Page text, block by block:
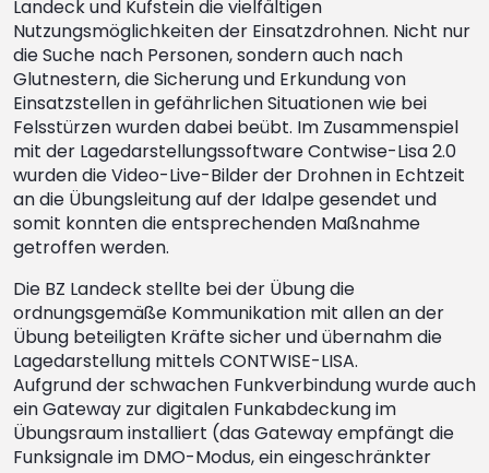
Landeck und Kufstein die vielfältigen
Nutzungsmöglichkeiten der Einsatzdrohnen. Nicht nur
die Suche nach Personen, sondern auch nach
Glutnestern, die Sicherung und Erkundung von
Einsatzstellen in gefährlichen Situationen wie bei
Felsstürzen wurden dabei beübt. Im Zusammenspiel
mit der Lagedarstellungssoftware Contwise-Lisa 2.0
wurden die Video-Live-Bilder der Drohnen in Echtzeit
an die Übungsleitung auf der Idalpe gesendet und
somit konnten die entsprechenden Maßnahme
getroffen werden.
Die BZ Landeck stellte bei der Übung die
ordnungsgemäße Kommunikation mit allen an der
Übung beteiligten Kräfte sicher und übernahm die
Lagedarstellung mittels CONTWISE-LISA.
Aufgrund der schwachen Funkverbindung wurde auch
ein Gateway zur digitalen Funkabdeckung im
Übungsraum installiert (das Gateway empfängt die
Funksignale im DMO-Modus, ein eingeschränkter